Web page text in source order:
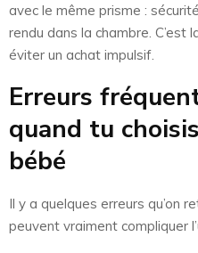
avec le même prisme :
rendu dans la chambre.
éviter un achat impulsif.
Erreurs
quand tu
bébé
Il y a quelques erreurs qu’on
peuvent vraiment compliquer